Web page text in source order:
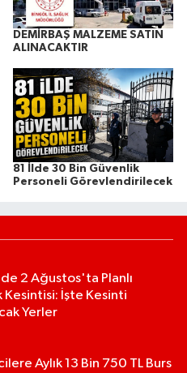
DEMİRBAŞ MALZEME SATIN
ALINACAKTIR
81 İlde 30 Bin Güvenlik
Personeli Görevlendirilecek
2 Ağustos'ta Planlı
Kesintisi: İşte Kesinti
Yerler
Aylık 13 Bin 750 TL Burs